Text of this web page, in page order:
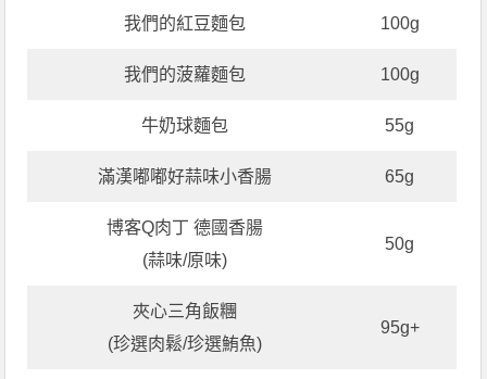
我們的紅豆麵包 100g
我們的菠蘿麵包 100g
牛奶球麵包 55g
滿漢嘟嘟好蒜味小香腸 65g
博客Q肉丁 德國香腸
(蒜味/原味)
50g
夾心三角飯糰
(珍選肉鬆/珍選鮪魚)
95g+